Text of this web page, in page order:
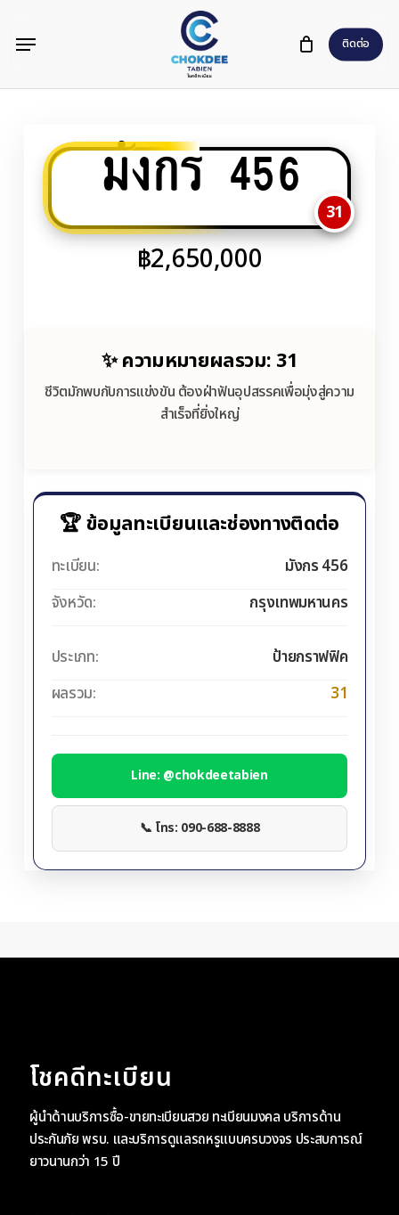
content
ติดต่อ
Menu
มังกร 456
31
฿2,650,000
✨ ความหมายผลรวม: 31
ชีวิตมักพบกับการแข่งขัน ต้องฝ่าฟันอุปสรรคเพื่อมุ่งสู่ความ
สำเร็จที่ยิ่งใหญ่
🏆 ข้อมูลทะเบียนและช่องทางติดต่อ
ทะเบียน:
มังกร 456
จังหวัด:
กรุงเทพมหานคร
ประเภท:
ป้ายกราฟฟิค
ผลรวม:
31
Line: @chokdeetabien
📞 โทร: 090-688-8888
โชคดีทะเบียน
ผู้นำด้านบริการซื้อ-ขายทะเบียนสวย ทะเบียนมงคล บริการด้าน
ประกันภัย พรบ. และบริการดูแลรถหรูแบบครบวงจร ประสบการณ์
ยาวนานกว่า 15 ปี